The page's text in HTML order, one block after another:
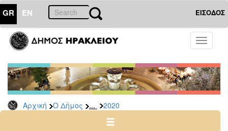
GR EN ΕΙΣΟΔΟΣ
Toggle
Αρχική Ο Δήμος ... 2020
ΔΗΜΟΣ
Δελτία
Τύπου
Αρχείο
2026